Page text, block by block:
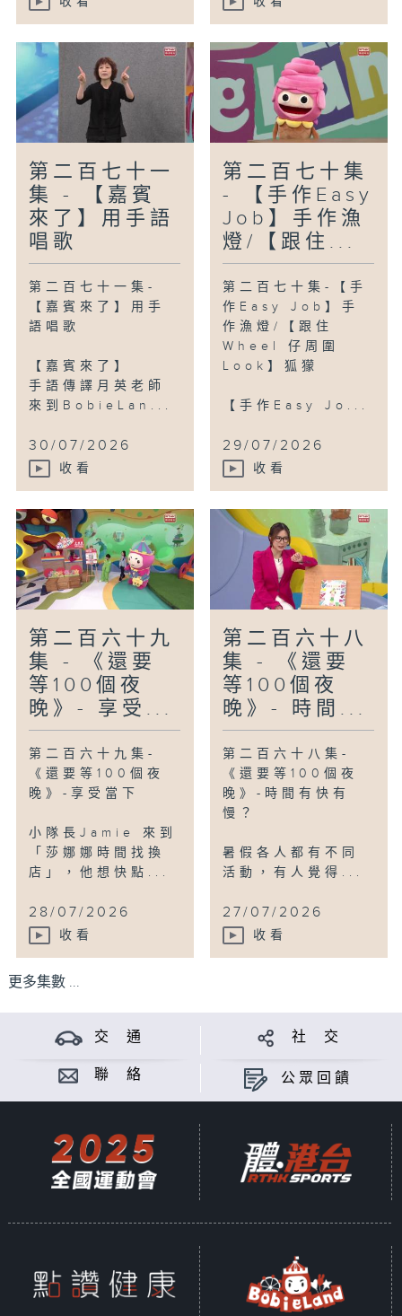
第二百七十一
集 - 【嘉賓
來了】用手語
唱歌
第二百七十一集-
【嘉賓來了】用手
語唱歌
【嘉賓來了】
手語傳譯月英老師
來到BobieLan...
30/07/2026
收看
第二百七十集
- 【手作Easy
Job】手作漁
燈/【跟住...
第二百七十集-【手
作Easy Job】手
作漁燈/【跟住
Wheel 仔周圍
Look】狐獴
【手作Easy Jo...
29/07/2026
收看
第二百六十九
集 - 《還要
等100個夜
晚》- 享受...
第二百六十九集-
《還要等100個夜
晚》-享受當下
小隊長Jamie 來到
「莎娜娜時間找換
店」，他想快點...
28/07/2026
收看
第二百六十八
集 - 《還要
等100個夜
晚》- 時間...
第二百六十八集-
《還要等100個夜
晚》-時間有快有
慢？
暑假各人都有不同
活動，有人覺得...
27/07/2026
收看
更多集數 ...
交 通 社 交
聯 絡 公眾回饋